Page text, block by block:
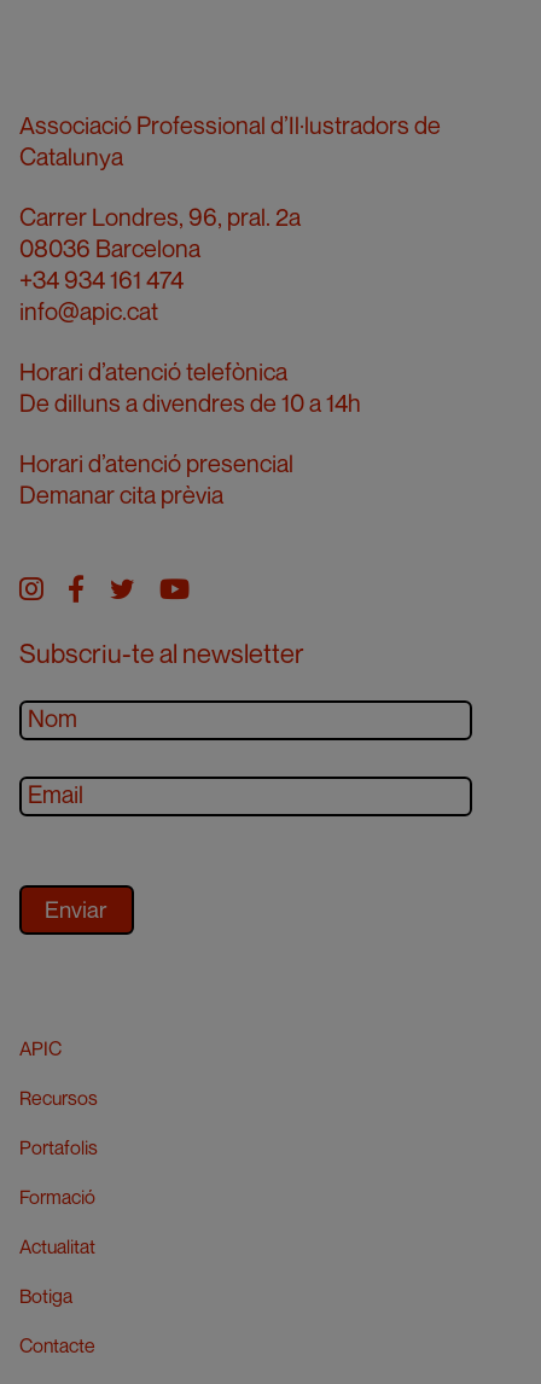
Associació Professional d’Il·lustradors de
Catalunya
Carrer Londres, 96, pral. 2a
08036 Barcelona
+34 934 161 474
info@apic.cat
Horari d’atenció telefònica
De dilluns a divendres de 10 a 14h
Horari d’atenció presencial
Demanar cita prèvia
Instagram
facebook
twitteryoutube
Subscriu-te al newsletter
APIC
Recursos
Portafolis
Formació
Actualitat
Botiga
Contacte